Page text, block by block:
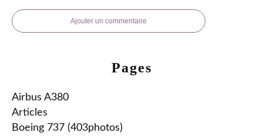
Ajouter un commentaire
Pages
Airbus A380
Articles
Boeing 737 (403photos)